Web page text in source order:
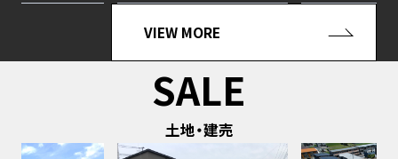
VIEW MORE
SALE
土地・建売